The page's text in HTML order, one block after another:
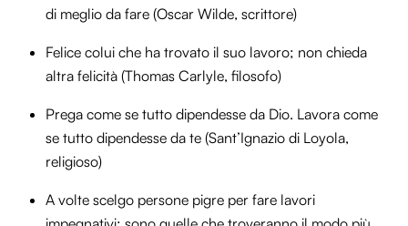
di meglio da fare (Oscar Wilde, scrittore)
Felice colui che ha trovato il suo lavoro; non chieda
altra felicità (Thomas Carlyle, filosofo)
Prega come se tutto dipendesse da Dio. Lavora come
se tutto dipendesse da te (Sant’Ignazio di Loyola,
religioso)
A volte scelgo persone pigre per fare lavori